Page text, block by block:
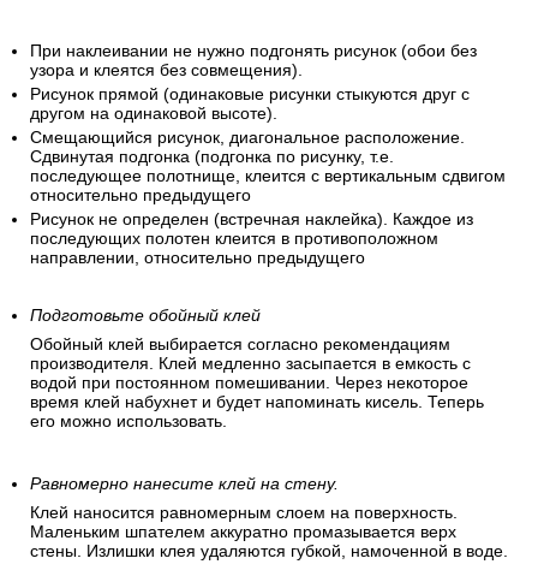
При наклеивании не нужно подгонять рисунок (обои без
узора и клеятся без совмещения).
Рисунок прямой (одинаковые рисунки стыкуются друг с
другом на одинаковой высоте).
Смещающийся рисунок, диагональное расположение.
Сдвинутая подгонка (подгонка по рисунку, т.е.
последующее полотнище, клеится с вертикальным сдвигом
относительно предыдущего
Рисунок не определен (встречная наклейка). Каждое из
последующих полотен клеится в противоположном
направлении, относительно предыдущего
Подготовьте обойный клей
Обойный клей выбирается согласно рекомендациям
производителя. Клей медленно засыпается в емкость с
водой при постоянном помешивании. Через некоторое
время клей набухнет и будет напоминать кисель. Теперь
его можно использовать.
Равномерно нанесите клей на стену.
Клей наносится равномерным слоем на поверхность.
Маленьким шпателем аккуратно промазывается верх
стены. Излишки клея удаляются губкой, намоченной в воде.